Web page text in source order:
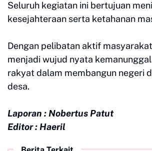
Seluruh kegiatan ini bertujuan
kesejahteraan serta ketahanan
Dengan pelibatan aktif
menjadi wujud nyata
rakyat dalam membangun negeri
desa.
Laporan : Nobertus Patut
Editor : Haeril